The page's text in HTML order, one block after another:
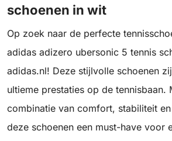
schoenen in wit
Op zoek naar de perfecte
adidas adizero ubersonic 5 tennis
adidas.nl! Deze stijlvolle schoenen
ultieme prestaties op de tennisbaan.
combinatie van comfort, stabiliteit
deze schoenen een must-have voor